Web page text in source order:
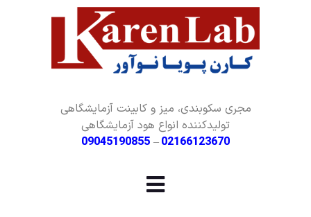
مجری سکوبندی، میز و کابینت آزمایشگاهی
تولیدکننده انواع هود آزمایشگاهی
02166123670
–
09045190855